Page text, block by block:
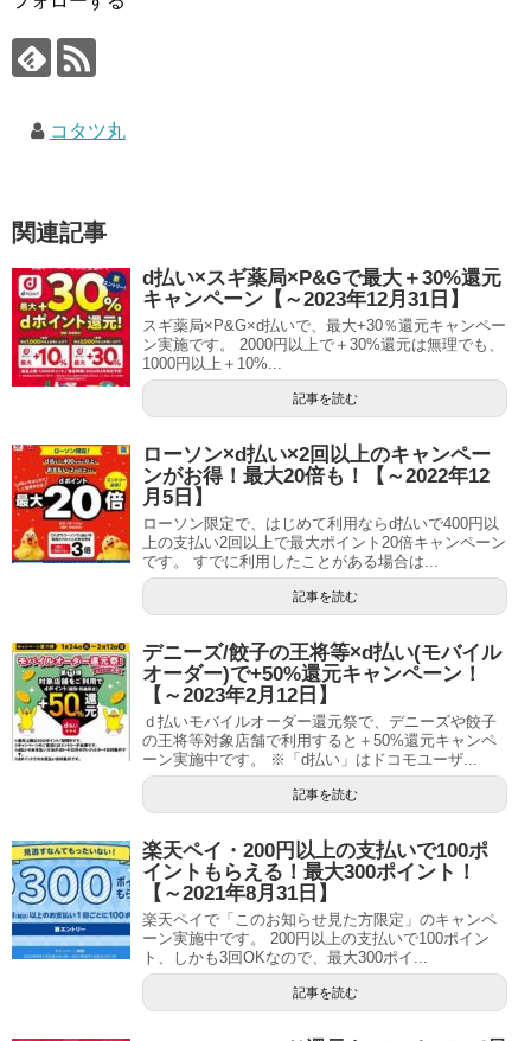
コタツ丸
関連記事
d払い×スギ薬局×P&Gで最大＋30%還元
キャンペーン【～2023年12月31日】
スギ薬局×P&G×d払いで、最大+30％還元キャンペー
ン実施です。 2000円以上で＋30%還元は無理でも、
1000円以上＋10%...
記事を読む
ローソン×d払い×2回以上のキャンペー
ンがお得！最大20倍も！【～2022年12
月5日】
ローソン限定で、はじめて利用ならd払いで400円以
上の支払い2回以上で最大ポイント20倍キャンペーン
です。 すでに利用したことがある場合は...
記事を読む
デニーズ/餃子の王将等×d払い(モバイル
オーダー)で+50%還元キャンペーン！
【～2023年2月12日】
ｄ払いモバイルオーダー還元祭で、デニーズや餃子
の王将等対象店舗で利用すると＋50%還元キャンペ
ーン実施中です。 ※「d払い」はドコモユーザ...
記事を読む
楽天ペイ・200円以上の支払いで100ポ
イントもらえる！最大300ポイント！
【～2021年8月31日】
楽天ペイで「このお知らせ見た方限定」のキャンペ
ーン実施中です。 200円以上の支払いで100ポイン
ト、しかも3回OKなので、最大300ポイ...
記事を読む